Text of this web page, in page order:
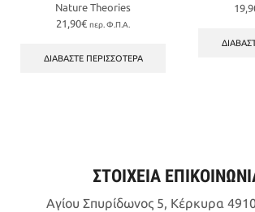
Nature Theories
21,90€ περ. Φ.Π.Α.
ΔΙΑΒΆΣΤΕ ΠΕΡΙΣΣΌΤΕΡΑ
ΣΤΟΙΧΕΙΑ
Αγίου Σπυρίδωνος 5, Κέρκυρα